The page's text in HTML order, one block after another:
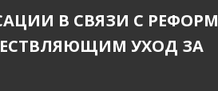
В СВЯЗИ С
УХОД ЗА